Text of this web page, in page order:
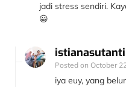
jadi stress sendiri.
😀
istianasutanti
Posted on October
iya euy, yang